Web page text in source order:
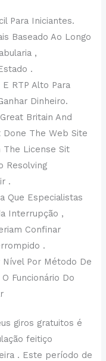
Para Iniciantes.
Baseado Ao Longo
,
.
RTP Alto Para
Dinheiro.
Britain And
The Web Site
The License Sit
Resolving
​​.
Que Especialistas
Interrupção ,
Confinar
.
Por Método De
Funcionário Do
giros gratuitos é
feitiço
. Este período de